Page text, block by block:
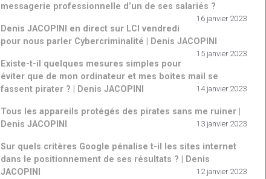
messagerie professionnelle d’un de ses salariés ?
16 janvier 2023
Denis JACOPINI en direct sur LCI vendredi
pour nous parler Cybercriminalité | Denis JACOPINI
15 janvier 2023
Existe-t-il quelques mesures simples pour
éviter que de mon ordinateur et mes boites mail se
fassent pirater ? | Denis JACOPINI
14 janvier 2023
Tous les appareils protégés des pirates sans me ruiner |
Denis JACOPINI
13 janvier 2023
Sur quels critères Google pénalise t-il les sites internet
dans le positionnement de ses résultats ? | Denis
JACOPINI
12 janvier 2023